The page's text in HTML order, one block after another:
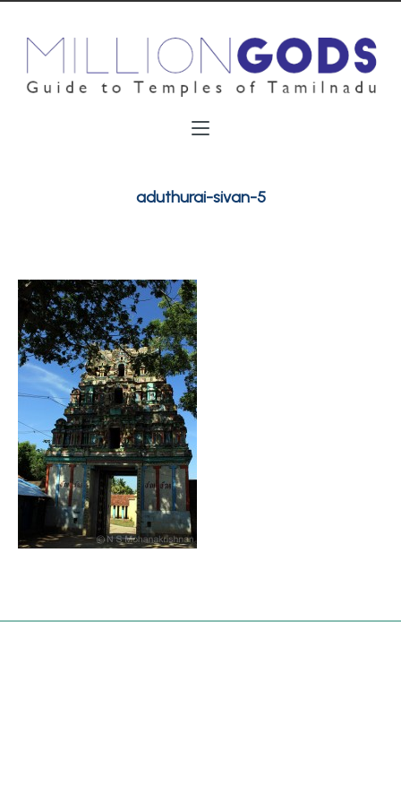
aduthurai-sivan-5